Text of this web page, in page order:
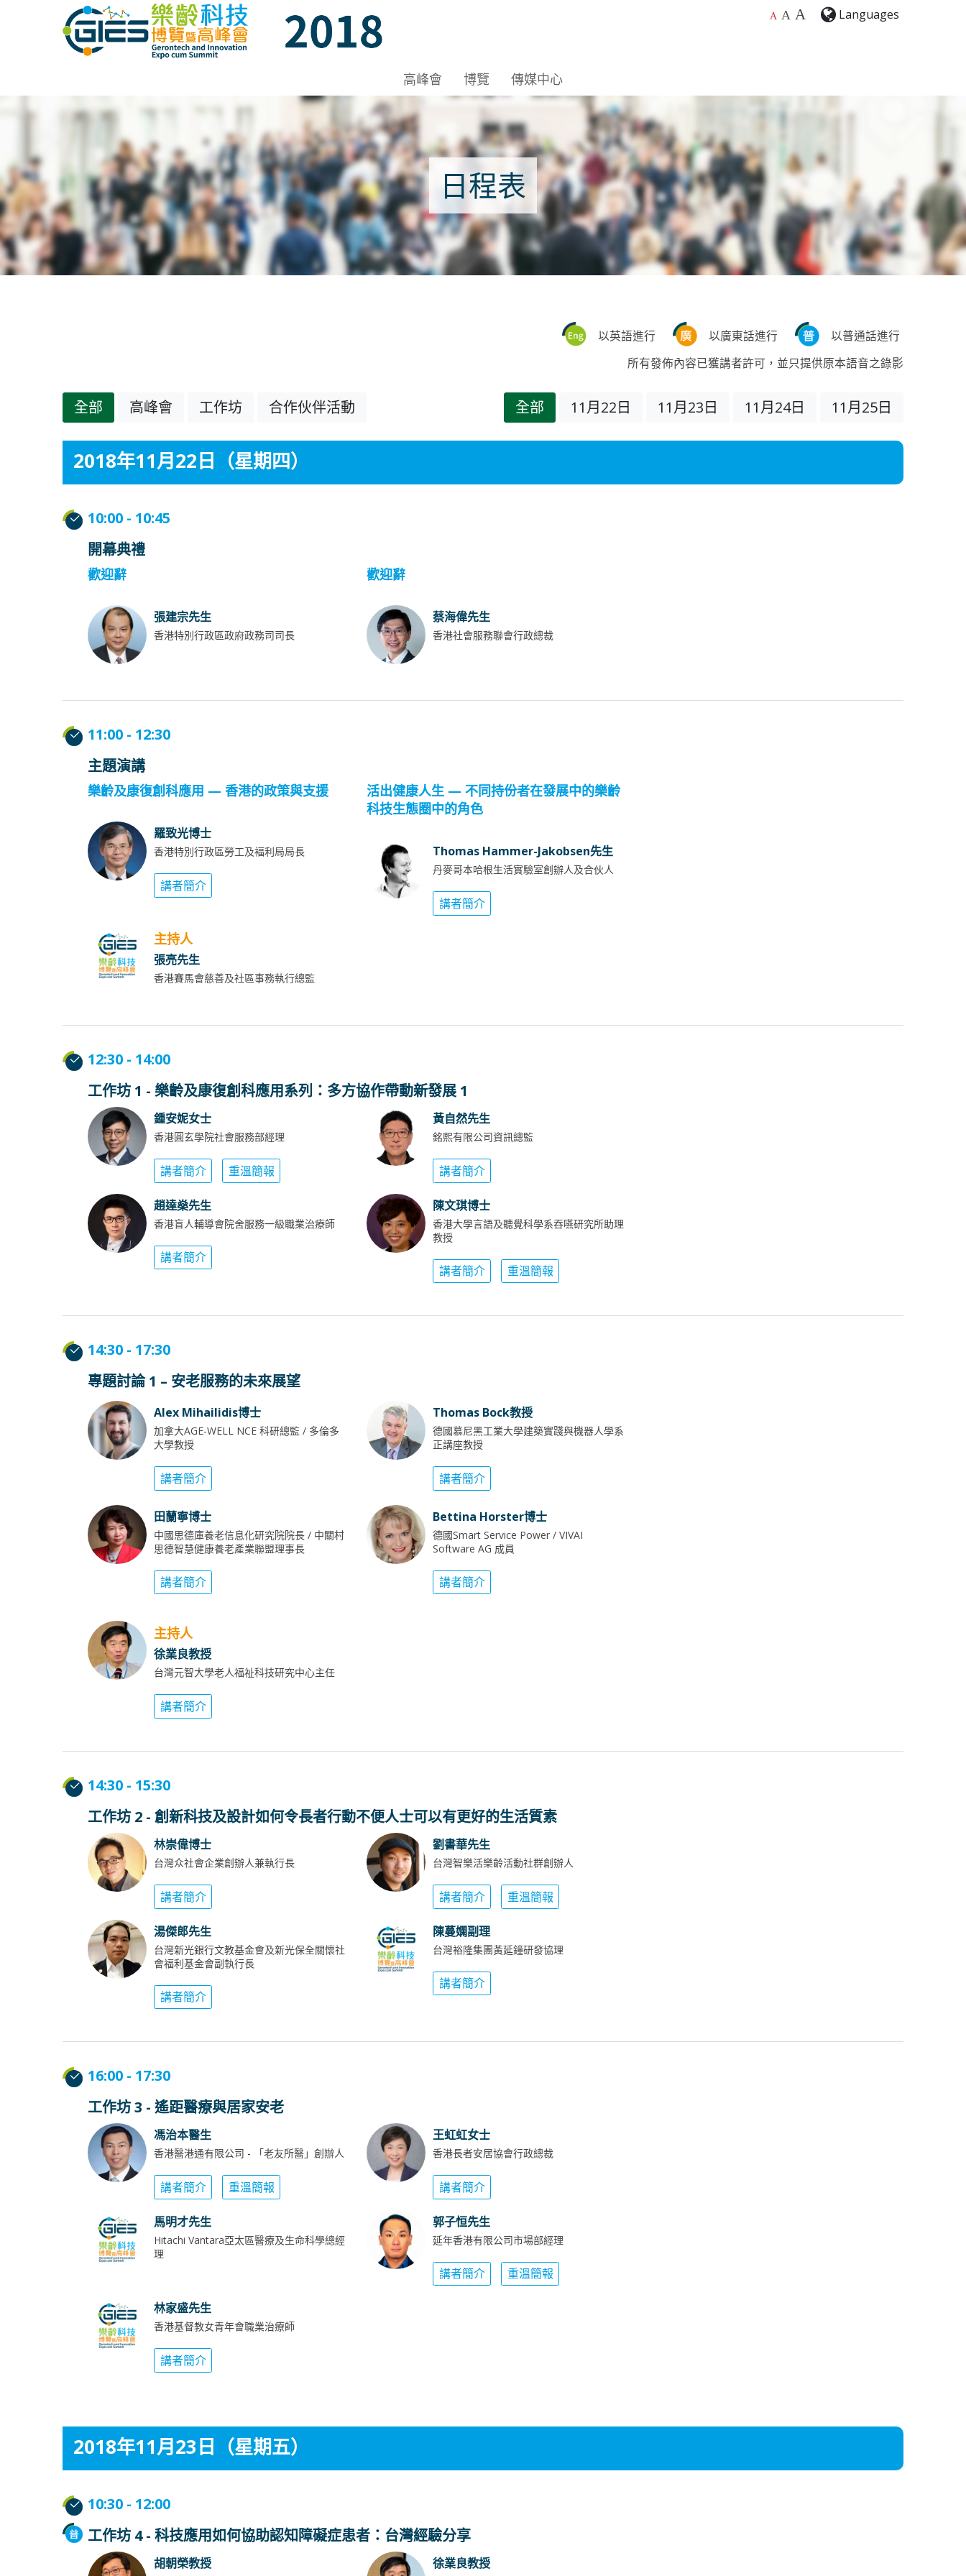
Date: Expo: 22-25 November 2018, Venue: Hall 1A-1B, HKCEC A A A Languages
Date: Expo: 22-25 November 2018, Venue: Hall 1A-1B, HKCEC
高峰會 博覽 傳媒中心
日程表
以英語進行 以廣東話進行
以普通話進行
所有發佈內容已獲講者許可，並只提供原本語音之錄影
全部 高峰會 工作坊 合作伙伴活動 全部 11月22日 11月23日 11月24日 11月25日
2018年11月22日（星期四）
10:00 - 10:45
開幕典禮
歡迎辭
張建宗先生
香港特別行政區政府政務司司長
歡迎辭
蔡海偉先生
香港社會服務聯會行政總裁
11:00 - 12:30
主題演講
樂齡及康復創科應用 — 香港的政策與支援
羅致光博士
香港特別行政區勞工及褔利局局長
講者簡介
活出健康人生 — 不同持份者在發展中的樂齡
科技生態圈中的角色
Thomas Hammer-Jakobsen先生
丹麥哥本哈根生活實驗室創辦人及合伙人
講者簡介
主持人
張亮先生
香港賽馬會慈善及社區事務執行總監
12:30 - 14:00
工作坊 1 - 樂齡及康復創科應用系列：多方協作帶動新發展 1
鍾安妮女士
香港圓玄學院社會服務部經理
講者簡介 重溫簡報
黃自然先生
銘熙有限公司資訊總監
講者簡介
趙達燊先生
香港盲人輔導會院舍服務一級職業治療師
講者簡介
陳文琪博士
香港大學言語及聽覺科學系吞嚥研究所助理
教授
講者簡介 重溫簡報
14:30 - 17:30
專題討論 1 – 安老服務的未來展望
Alex Mihailidis博士
加拿大AGE-WELL NCE 科研總監 / 多倫多
大學教授
講者簡介
Thomas Bock教授
德國慕尼黑工業大學建築實踐與機器人學系
正講座教授
講者簡介
田蘭寧博士
中國思德庫養老信息化研究院院長 / 中關村
思德智慧健康養老產業聯盟理事長
講者簡介
Bettina Horster博士
德國Smart Service Power / VIVAI
Software AG 成員
講者簡介
主持人
徐業良教授
台灣元智大學老人福祉科技研究中心主任
講者簡介
14:30 - 15:30
工作坊 2 - 創新科技及設計如何令長者行動不便人士可以有更好的生活質素
林崇偉博士
台灣众社會企業創辦人兼執行長
講者簡介
劉書華先生
台灣智樂活樂齡活動社群創辦人
講者簡介 重溫簡報
湯傑郎先生
台灣新光銀行文教基金會及新光保全關懷社
會福利基金會副執行長
講者簡介
陳蔓嫻副理
台灣裕隆集團黃延鐘研發協理
講者簡介
16:00 - 17:30
工作坊 3 - 遙距醫療與居家安老
馮治本醫生
香港醫港通有限公司 - 「老友所醫」創辦人
講者簡介 重溫簡報
王虹虹女士
香港長者安居協會行政總裁
講者簡介
馬明才先生
Hitachi Vantara亞太區醫療及生命科學總經
理
郭子恒先生
延年香港有限公司市場部經理
講者簡介 重溫簡報
林家盛先生
香港基督教女青年會職業治療師
講者簡介
2018年11月23日（星期五）
10:30 - 12:00
工作坊 4 - 科技應用如何協助認知障礙症患者：台灣經驗分享
胡朝榮教授 徐業良教授